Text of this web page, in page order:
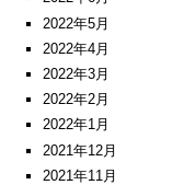
2022年5月
2022年4月
2022年3月
2022年2月
2022年1月
2021年12月
2021年11月